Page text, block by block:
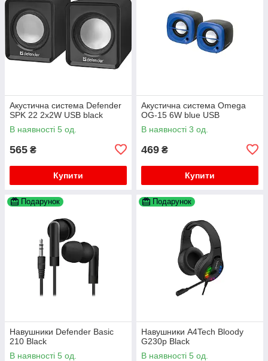
Акустична система Defender
SPK 22 2х2W USB black
В наявності 5 од.
565 ₴
Купити
Акустична система Omega
OG-15 6W blue USB
В наявності 3 од.
469 ₴
Купити
Подарунок
Навушники Defender Basic
210 Black
В наявності 5 од.
Подарунок
Навушники A4Tech Bloody
G230p Black
В наявності 5 од.